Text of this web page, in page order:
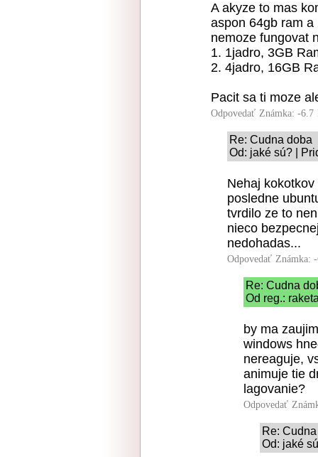
A akyze to mas
aspon 64gb ram
nemoze fungovat
1. 1jadro, 3GB
2. 4jadro, 16GB
Pacit sa ti moze
Odpovedať Známka: -6.7
Re: Cudna doba
Od: jaké sú? |
Nehaj
posledne
tvrdilo ze to
nieco
nedohadas...
Odpovedať Známka:
Re: Cudna
Od reg.:
by ma
windows
nereaguje,
animuje tie
lagovanie?
Odpovedať
Re:
Od: jaké